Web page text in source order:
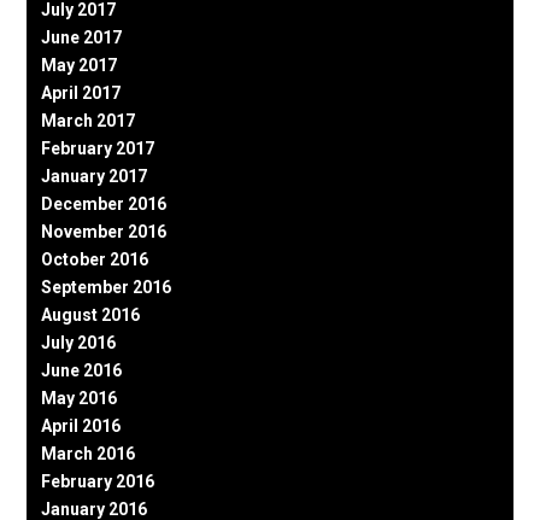
July 2017
June 2017
May 2017
April 2017
March 2017
February 2017
January 2017
December 2016
November 2016
October 2016
September 2016
August 2016
July 2016
June 2016
May 2016
April 2016
March 2016
February 2016
January 2016